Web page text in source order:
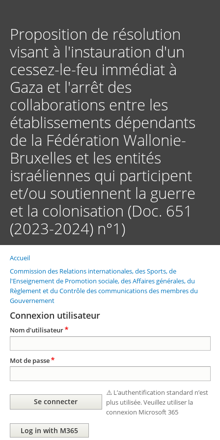
principal
Proposition de résolution
visant à l'instauration d'un
cessez-le-feu immédiat à
Gaza et l'arrêt des
collaborations entre les
établissements dépendants
de la Fédération Wallonie-
Bruxelles et les entités
israéliennes qui participent
et/ou soutiennent la guerre
et la colonisation (Doc. 651
(2023-2024) n°1)
Fil
d'Ariane
Accueil
Commission des Relations internationales, des Sports, de
l'Enseignement de Promotion sociale, des Affaires générales, du
Règlement et du Contrôle des communications des membres du
Gouvernement
Connexion utilisateur
Nom d'utilisateur
Mot de passe
⚠️ L’authentification standard n’est
plus utilisée. Veuillez utiliser la
connexion Microsoft 365